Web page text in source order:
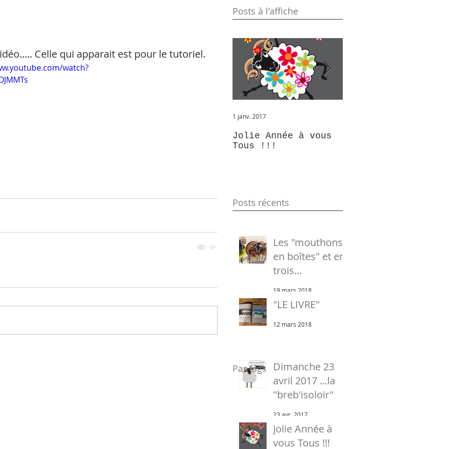
Celle qui apparait est pour le tutoriel.
watch?
Posts à l'affiche
Jolie Année à vous
Tous !!!
1 janv. 2017
Posts récents
Les "mouthons
en boîtes" et en
trois
19 mars 2018
"LE LIVRE"
12 mars 2018
Dimanche 23
avril 2017 ...la
"breb'isoloir"
23 avr. 2017
Jolie Année à
vous Tous !!!
Par tags